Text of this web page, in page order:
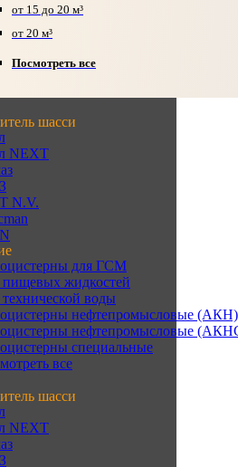
от 15 до 20 м³
от 20 м³
Посмотреть все
шасси
NEXT
N.V.
для ГСМ
пищевых жидкостей
воды
нефтепромысловые (АКН)
нефтепромысловые
специальные
все
шасси
NEXT